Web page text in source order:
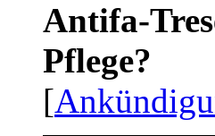
Antifa-
Pflege?
[